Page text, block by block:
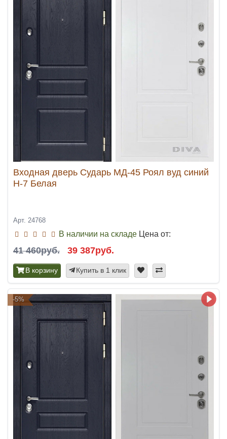
Входная дверь Сударь МД-45 Роял вуд синий
Н-7 Белая
Арт. 24768
В наличии на складе Цена от:
41 460руб. 39 387руб.
В корзину Купить в 1 клик
-5%